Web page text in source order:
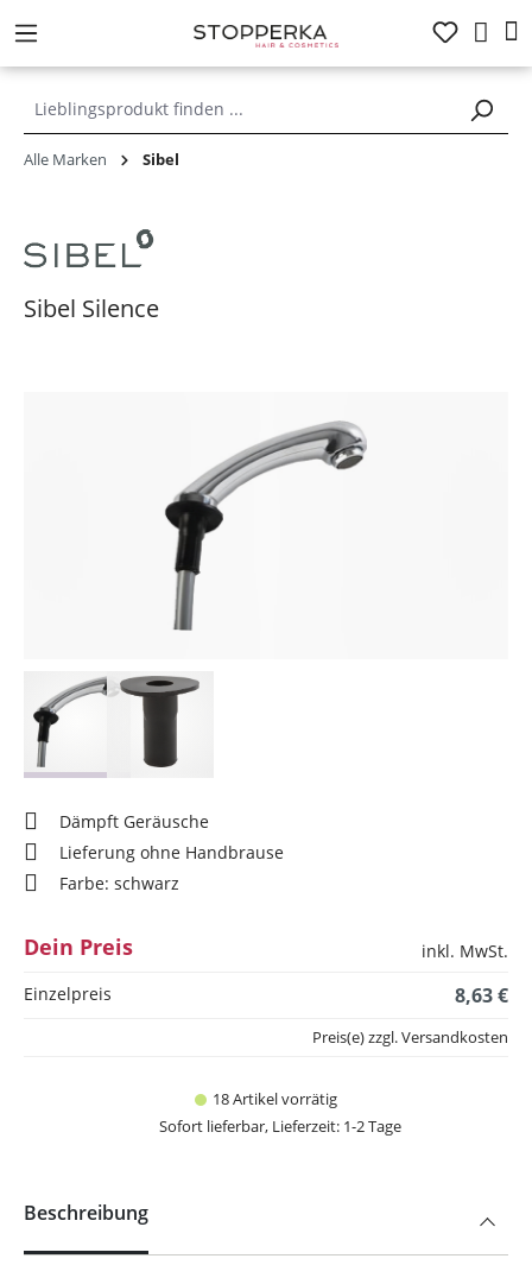
springen
Alle Marken Sibel
Sibel Silence
Dämpft Geräusche
Lieferung ohne Handbrause
Farbe: schwarz
Dein Preis
inkl. MwSt.
Einzelpreis
8,63 €
18 Artikel vorrätig
Sofort lieferbar, Lieferzeit: 1-2 Tage
Preis(e) zzgl. Versandkosten
Beschreibung